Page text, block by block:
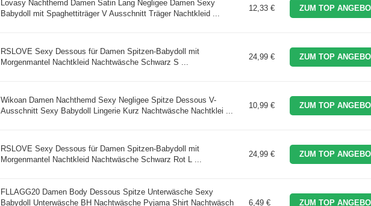
Lovasy Nachthemd Damen Satin Lang Negligee Damen Sexy
Babydoll mit Spaghettiträger V Ausschnitt Träger Nachtkleid ...
12,33 € ZUM TOP
RSLOVE Sexy Dessous für Damen Spitzen-Babydoll mit
Morgenmantel Nachtkleid Nachtwäsche Schwarz S ...
24,99 € ZUM TOP
Wikoan Damen Nachthemd Sexy Negligee Spitze Dessous V-
Ausschnitt Sexy Babydoll Lingerie Kurz Nachtwäsche Nachtklei ...
10,99 € ZUM TOP
RSLOVE Sexy Dessous für Damen Spitzen-Babydoll mit
Morgenmantel Nachtkleid Nachtwäsche Schwarz Rot L ...
24,99 € ZUM TOP
FLLAGG20 Damen Body Dessous Spitze Unterwäsche Sexy
Babydoll Unterwäsche BH Nachtwäsche Pyjama Shirt Nachtwäsch
6,49 € ZUM TOP